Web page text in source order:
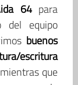
64para
del equipo
buenos
escritura
que